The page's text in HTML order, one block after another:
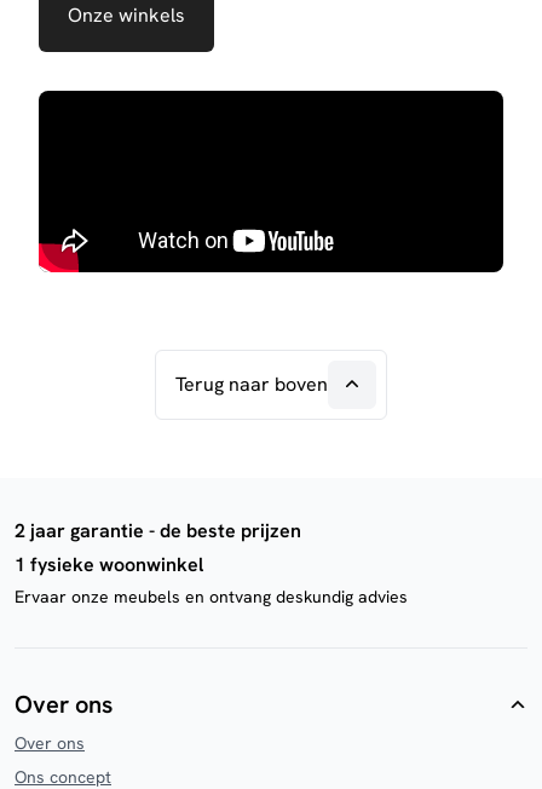
Onze winkels
Terug naar boven
2 jaar garantie - de beste prijzen
1 fysieke woonwinkel
Ervaar onze meubels en ontvang deskundig advies
Over ons
Over ons
Ons concept